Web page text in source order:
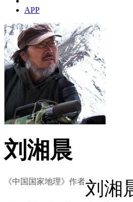
APP
刘湘晨
《中国国家地理》作者刘湘